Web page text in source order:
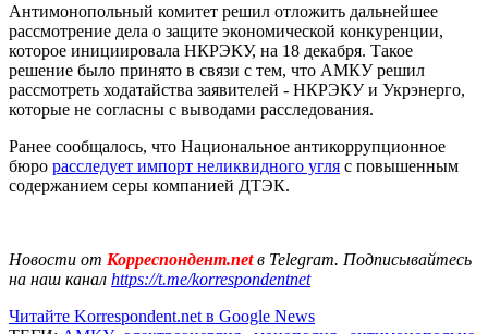
Антимонопольный комитет решил отложить дальнейшее
рассмотрение дела о защите экономической конкуренции,
которое инициировала НКРЭКУ, на 18 декабря. Такое
решение было принято в связи с тем, что АМКУ решил
рассмотреть ходатайства заявителей - НКРЭКУ и Укрэнерго,
которые не согласны с выводами расследования.
Ранее сообщалось, что Национальное антикоррупционное
бюро расследует импорт неликвидного угля с повышенным
содержанием серы компанией ДТЭК.
Новости от Корреспондент.netв Telegram. Подписывайтесь
на наш канал https://t.me/korrespondentnet
Читайте Korrespondent.net в Google News